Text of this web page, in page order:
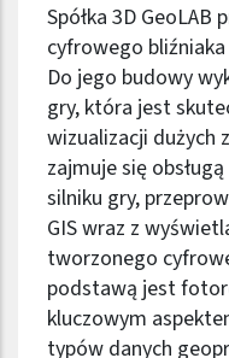
Spółka 3D
cyfrowego
Do jego budowy
gry, która jest
wizualizacji dużych
zajmuje się
silniku gry,
GIS wraz z
tworzonego
podstawą jest
kluczowym
typów danych